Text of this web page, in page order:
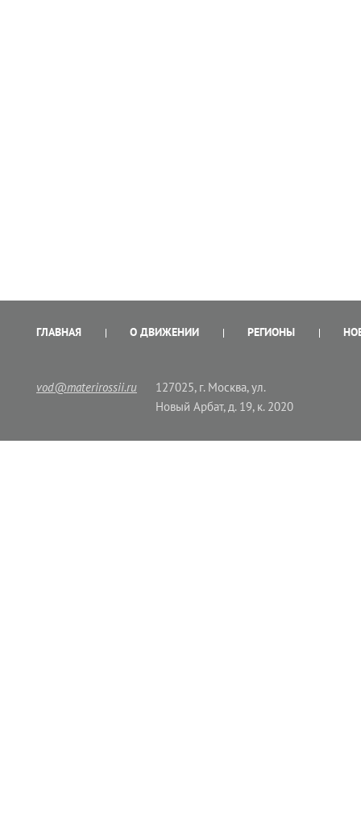
ГЛАВНАЯ О ДВИЖЕНИИ РЕГИОНЫ
vod@materirossii.ru
127025, г. Москва, ул.
Новый Арбат, д. 19, к. 2020